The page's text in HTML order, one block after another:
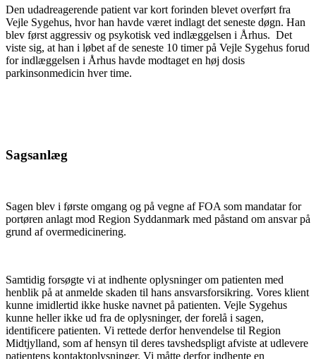
Den udadreagerende patient var kort forinden blevet overført fra
Vejle Sygehus, hvor han havde været indlagt det seneste døgn. Han
blev først aggressiv og psykotisk ved indlæggelsen i Århus. Det
viste sig, at han i løbet af de seneste 10 timer på Vejle Sygehus forud
for indlæggelsen i Århus havde modtaget en høj dosis
parkinsonmedicin hver time.
Sagsanlæg
Sagen blev i første omgang og på vegne af FOA som mandatar for
portøren anlagt mod Region Syddanmark med påstand om ansvar på
grund af overmedicinering.
Samtidig forsøgte vi at indhente oplysninger om patienten med
henblik på at anmelde skaden til hans ansvarsforsikring. Vores klient
kunne imidlertid ikke huske navnet på patienten. Vejle Sygehus
kunne heller ikke ud fra de oplysninger, der forelå i sagen,
identificere patienten. Vi rettede derfor henvendelse til Region
Midtjylland, som af hensyn til deres tavshedspligt afviste at udlevere
patientens kontaktoplysninger. Vi måtte derfor indhente en